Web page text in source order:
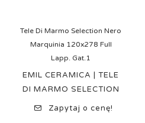
Tele Di Marmo Selection Nero
Marquinia 120x278 Full
Lapp. Gat.1
EMIL CERAMICA | TELE
DI MARMO SELECTION
Zapytaj o cenę!